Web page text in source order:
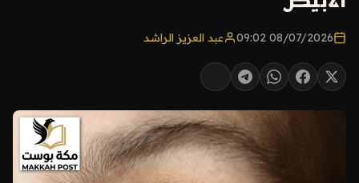
08/07/2026 09:02 عبد العزيز الراشد